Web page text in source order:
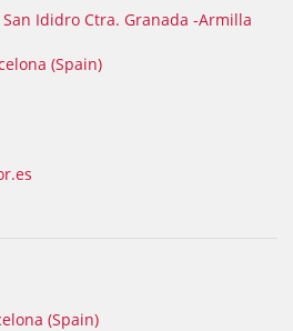
Ididro Ctra. Granada -Armilla
(Spain)
(Spain)